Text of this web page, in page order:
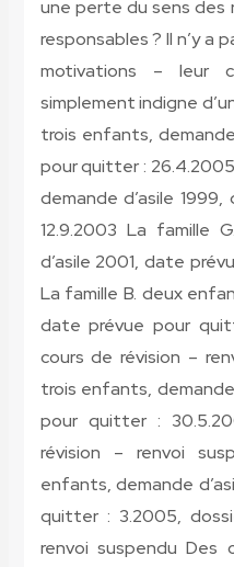
une perte du sens
responsables ? Il n’y a
motivations – leur
simplement indigne
trois enfants,
pour quitter :
demande d’asile
12.9.2003 La famille
d’asile 2001, date
La famille B. deux
date prévue pour
cours de révision –
trois enfants,
pour quitter :
révision – renvoi
enfants, demande
quitter : 3.2005,
renvoi suspendu Des